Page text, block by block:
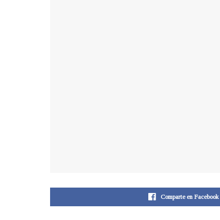
Comparte en Facebook